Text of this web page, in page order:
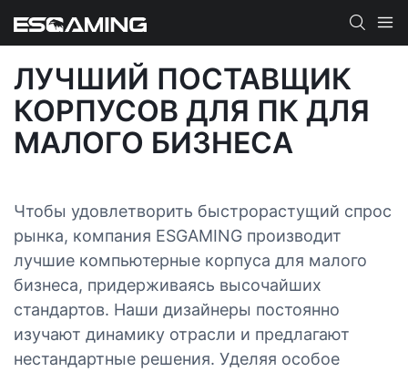
ЛУЧШИЙ ПОСТАВЩИК
КОРПУСОВ ДЛЯ ПК ДЛЯ
МАЛОГО БИЗНЕСА
Чтобы удовлетворить быстрорастущий спрос
рынка, компания ESGAMING производит
лучшие компьютерные корпуса для малого
бизнеса, придерживаясь высочайших
стандартов. Наши дизайнеры постоянно
изучают динамику отрасли и предлагают
нестандартные решения. Уделяя особое